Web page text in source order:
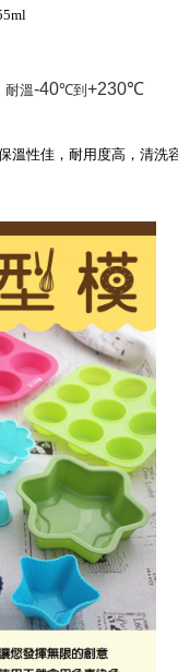
耐溫-40℃到 +230℃
溫性佳，耐用度高，清洗